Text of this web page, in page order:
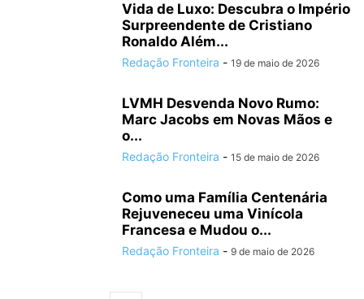
Vida de Luxo: Descubra o Império
Surpreendente de Cristiano
Ronaldo Além...
Redação Fronteira - 19 de maio de 2026
LVMH Desvenda Novo Rumo:
Marc Jacobs em Novas Mãos e
o...
Redação Fronteira - 15 de maio de 2026
Como uma Família Centenária
Rejuveneceu uma Vinícola
Francesa e Mudou o...
Redação Fronteira - 9 de maio de 2026